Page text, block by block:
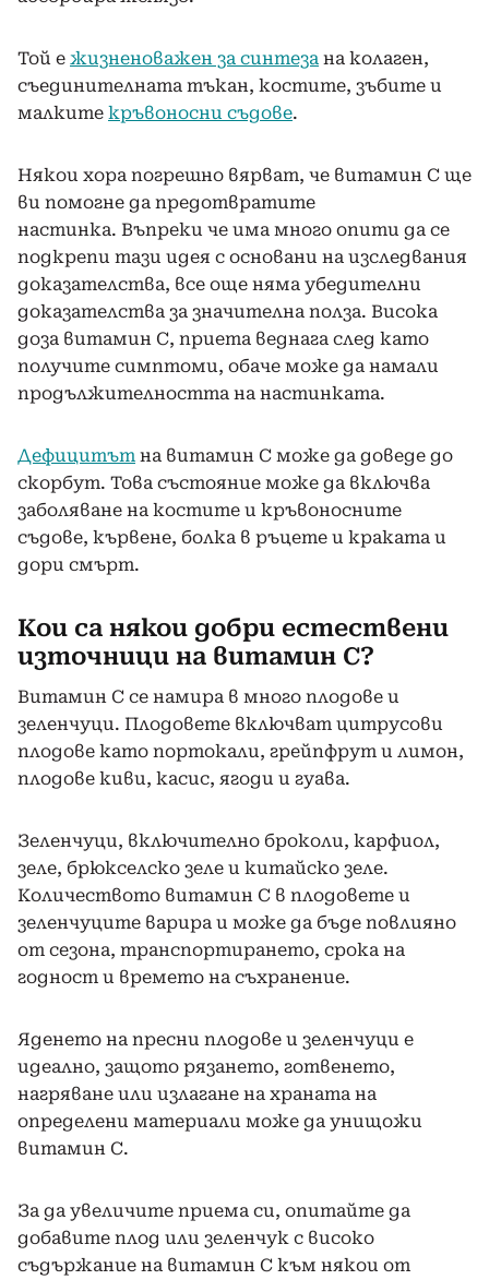
Той е жизненоважен за синтеза на колаген,
съединителната тъкан, костите, зъбите и
малките кръвоносни съдове.
Някои хора погрешно вярват, че витамин С ще
ви помогне да предотвратите
настинка. Въпреки че има много опити да се
подкрепи тази идея с основани на изследвания
доказателства, все още няма убедителни
доказателства за значителна полза. Висока
доза витамин С, приета веднага след като
получите симптоми, обаче може да намали
продължителността на настинката.
Дефицитът на витамин С може да доведе до
скорбут. Това състояние може да включва
заболяване на костите и кръвоносните
съдове, кървене, болка в ръцете и краката и
дори смърт.
Кои са някои добри естествени
източници на витамин С?
Витамин С се намира в много плодове и
зеленчуци. Плодовете включват цитрусови
плодове като портокали, грейпфрут и лимон,
плодове киви, касис, ягоди и гуава.
Зеленчуци, включително броколи, карфиол,
зеле, брюкселско зеле и китайско зеле.
Количеството витамин С в плодовете и
зеленчуците варира и може да бъде повлияно
от сезона, транспортирането, срока на
годност и времето на съхранение.
Яденето на пресни плодове и зеленчуци е
идеално, защото рязането, готвенето,
нагряване или излагане на храната на
определени материали може да унищожи
витамин С.
За да увеличите приема си, опитайте да
добавите плод или зеленчук с високо
съдържание на витамин С към някои от